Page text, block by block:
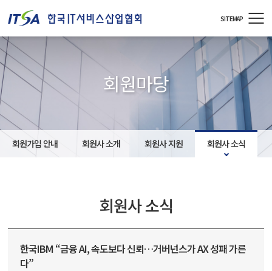
SITEMAP
회원마당
회원가입 안내 회원사 소개 회원사 지원 회원사 소식
회원사 소식
한국IBM “금융 AI, 속도보다 신뢰…거버넌스가 AX 성패 가른
다”